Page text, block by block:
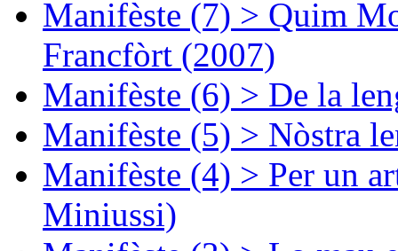
Manifèste (7) > Quim
Francfòrt (2007)
Manifèste (6) > De la
Manifèste (5) > Nòstra
Manifèste (4) > Per un
Miniussi)